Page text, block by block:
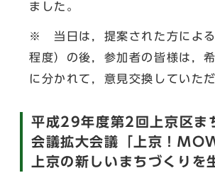
ました。
※ 当日は，提案された方によ
程度）の後，参加者の皆様は，
に分かれて，意見交換していた
平成29年度第2回上京区ま
会議拡大会議「上京！
上京の新しいまちづくりを